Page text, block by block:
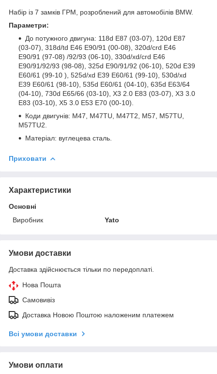
Набір із 7 замків ГРМ, розроблений для автомобілів BMW.
Параметри:
До потужного двигуна: 118d E87 (03-07), 120d E87
(03-07), 318d/td E46 E90/91 (00-08), 320d/crd E46
E90/91 (97-08) /92/93 (06-10), 330d/xd/crd E46
E90/91/92/93 (98-08), 325d E90/91/92 (06-10), 520d E39
E60/61 (99-10 ), 525d/xd E39 E60/61 (99-10), 530d/xd
E39 E60/61 (98-10), 535d E60/61 (04-10), 635d E63/64
(04-10), 730d E65/66 (03-10), X3 2.0 E83 (03-07), X3 3.0
E83 (03-10), X5 3.0 E53 E70 (00-10).
Коди двигунів: M47, M47TU, M47T2, M57, M57TU,
M57TU2.
Матеріал: вуглецева сталь.
Приховати
Характеристики
Основні
Виробник
Yato
Умови доставки
Доставка здійснюється тільки по передоплаті.
Нова Пошта
Самовивіз
Доставка Новою Поштою наложеним платежем
Всі умови доставки
Умови оплати